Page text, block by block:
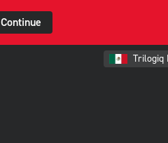
Continue
Trilogiq